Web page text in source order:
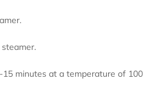
minutes at a temperature of 100